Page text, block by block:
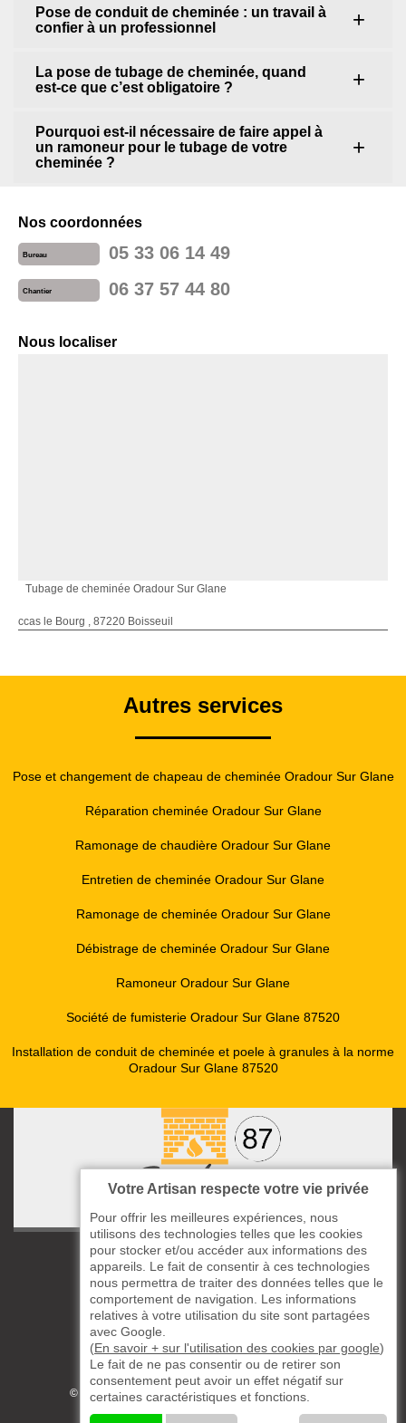
Pose de conduit de cheminée : un travail à
confier à un professionnel
La pose de tubage de cheminée, quand
est-ce que c’est obligatoire ?
Pourquoi est-il nécessaire de faire appel à
un ramoneur pour le tubage de votre
cheminée ?
Nos coordonnées
Bureau 05 33 06 14 49
Chantier 06 37 57 44 80
Nous localiser
Tubage de cheminée Oradour Sur Glane
ccas le Bourg , 87220 Boisseuil
Autres services
Pose et changement de chapeau de cheminée Oradour Sur Glane
Réparation cheminée Oradour Sur Glane
Ramonage de chaudière Oradour Sur Glane
Entretien de cheminée Oradour Sur Glane
Ramonage de cheminée Oradour Sur Glane
Débistrage de cheminée Oradour Sur Glane
Ramoneur Oradour Sur Glane
Société de fumisterie Oradour Sur Glane 87520
Installation de conduit de cheminée et poele à granules à la norme
Oradour Sur Glane 87520
ccas le Bourg
87220 Boisseuil
05 33 06 14 49
06 37 57 44 80
Siret : 823732649
©2019 - 2026 TOUS DROITS RÉSERVÉS
Votre Artisan respecte votre vie privée
Pour offrir les meilleures expériences, nous
utilisons des technologies telles que les cookies
pour stocker et/ou accéder aux informations des
appareils. Le fait de consentir à ces technologies
nous permettra de traiter des données telles que le
comportement de navigation. Les informations
relatives à votre utilisation du site sont partagées
avec Google.
(En savoir + sur l'utilisation des cookies par google)
Le fait de ne pas consentir ou de retirer son
consentement peut avoir un effet négatif sur
certaines caractéristiques et fonctions.